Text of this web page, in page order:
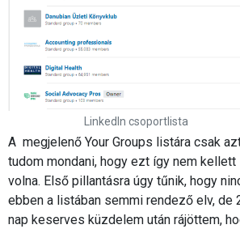
LinkedIn csoportlista
A megjelenő Your Groups listára csak
tudom mondani, hogy ezt így nem kellett
volna. Első pillantásra úgy tűnik, hogy
ebben a listában semmi rendező elv, de
nap keserves küzdelem után rájöttem,